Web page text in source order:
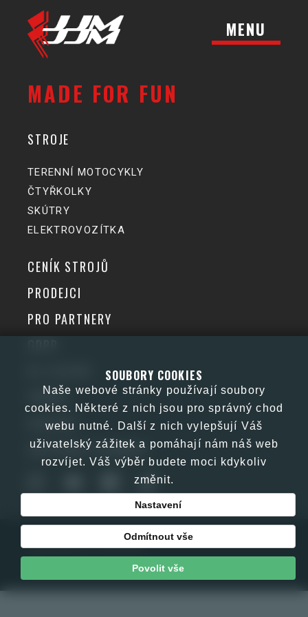
MENU
MADE FOR FUN
STROJE
TERENNÍ MOTOCYKLY
ČTYŘKOLKY
SKÚTRY
ELEKTROVOZÍTKA
CENÍK STROJŮ
PRODEJCI
PRO PARTNERY
PŘÍBĚH
KONTAKT
OBCHODNÍ PODMÍNKY
Copyright © JJM 2026
Web by E-kom promotion s.r.o.
SOUBORY COOKIES
Naše webové stránky používají soubory
cookies. Některé z nich jsou pro správný chod
webu nutné. Další z nich vylepšují Váš
uživatelský zážitek a pomáhají nám náš web
rozvíjet. Váš výběr budete moci kdykoliv
změnit.
Nastavení
Odmítnout vše
Povolit vše